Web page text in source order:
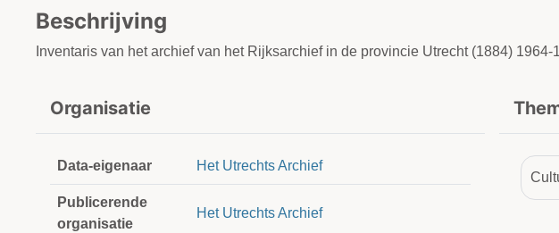
Beschrijving
Inventaris van het archief van het Rijksarchief in de provincie Utrecht (1884) 1964-
Organisatie
Data-eigenaar Het Utrechts Archief
Publicerende
organisatie
Het Utrechts Archief